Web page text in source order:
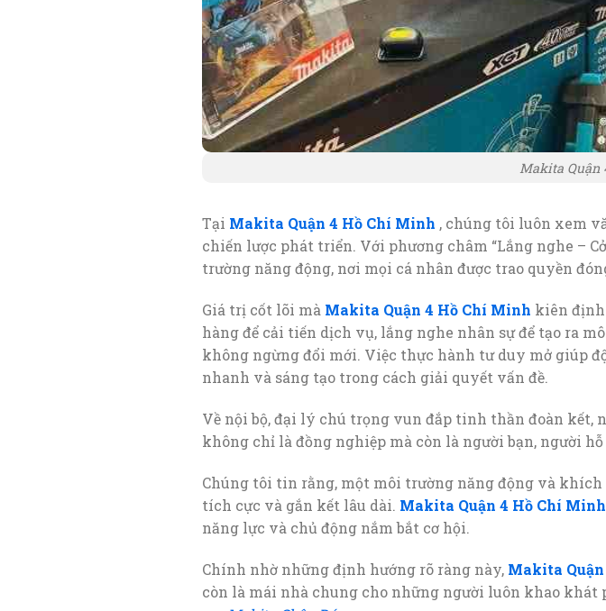
Makita Quận
Tại Makita Quận 4 Hồ Chí Minh , chúng tôi luôn xem
chiến lược phát triển. Với phương châm “Lắng nghe –
trường năng động, nơi mọi cá nhân được trao quyền
Giá trị cốt lõi mà Makita Quận 4 Hồ Chí Minh kiên
hàng để cải tiến dịch vụ, lắng nghe nhân sự để tạo ra
không ngừng đổi mới. Việc thực hành tư duy mở giúp
nhanh và sáng tạo trong cách giải quyết vấn đề.
Về nội bộ, đại lý chú trọng vun đắp tinh thần đoàn
không chỉ là đồng nghiệp mà còn là người bạn, người
Chúng tôi tin rằng, một môi trường năng động và
tích cực và gắn kết lâu dài. Makita Quận 4 Hồ Chí Minh
năng lực và chủ động nắm bắt cơ hội.
Chính nhờ những định hướng rõ ràng này, Makita
còn là mái nhà chung cho những người luôn khao